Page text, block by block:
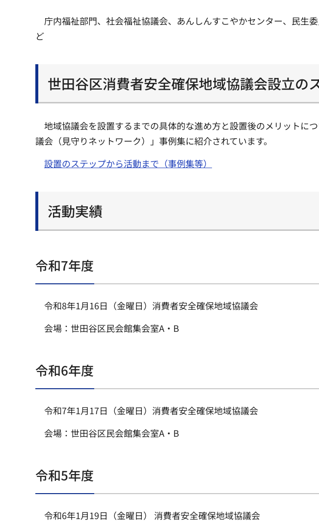
庁内福祉部門、社会福祉協議会、あんしんすこやかセンター、民生
ど
世田谷区消費者安全確保地域協議会設立の
地域協議会を設置するまでの具体的な進め方と設置後のメリットに
議会（見守りネットワーク）」事例集に紹介されています。
設置のステップから活動まで（事例集等）
活動実績
令和7年度
令和8年1月16日（金曜日）消費者安全確保地域協議会
会場：世田谷区民会館集会室A・B
令和6年度
令和7年1月17日（金曜日）消費者安全確保地域協議会
会場：世田谷区民会館集会室A・B
令和5年度
令和6年1月19日（金曜日） 消費者安全確保地域協議会